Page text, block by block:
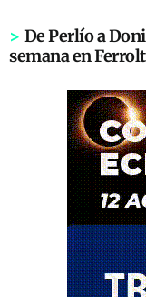
> De Perlío a
semana en